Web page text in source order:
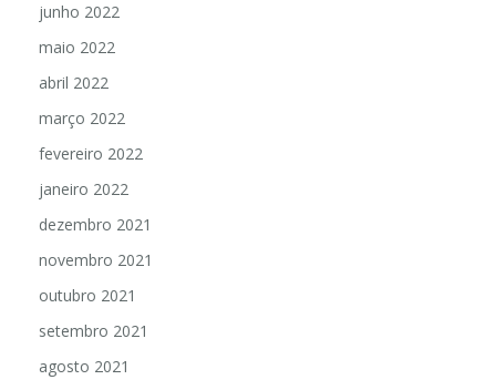
junho 2022
maio 2022
abril 2022
março 2022
fevereiro 2022
janeiro 2022
dezembro 2021
novembro 2021
outubro 2021
setembro 2021
agosto 2021